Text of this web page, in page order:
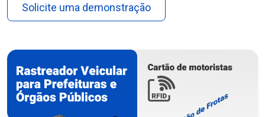
Solicite uma demonstração